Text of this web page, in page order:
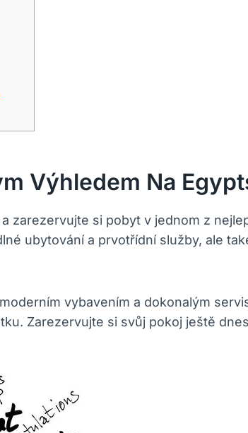
Výhledem Na
zarezervujte si pobyt v jednom z
ubytování a prvotřídní služby, ale
vybavením a dokonalým
Zarezervujte si svůj pokoj ještě